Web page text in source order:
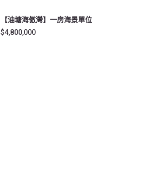
【油塘海傲灣】一房海景單位
$4,800,000